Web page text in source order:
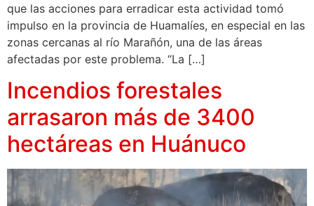
que las acciones para erradicar esta actividad tomó
impulso en la provincia de Huamalíes, en especial en las
zonas cercanas al río Marañón, una de las áreas
afectadas por este problema. “La […]
Incendios forestales
arrasaron más de 3400
hectáreas en Huánuco